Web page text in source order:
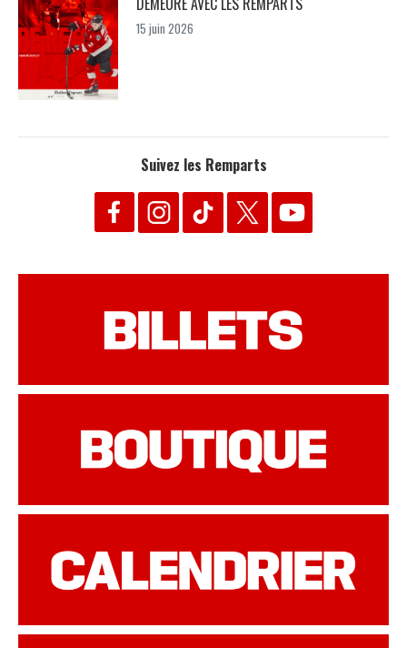
15 juin 2026
Suivez les Remparts